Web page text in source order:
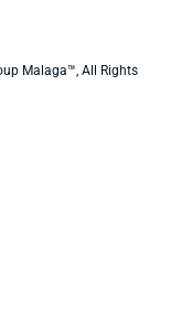
Malaga™, All Rights